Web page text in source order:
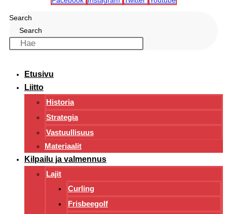
Search
Search
Etusivu
Liitto
Historia
Strategia
Vastuullisuus
Materiaalit
Kilpailu ja valmennus
Lajit
Curling
Frisbeegolf